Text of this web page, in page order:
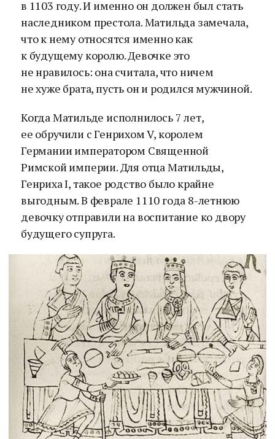
в 1103 году. И именно он должен был стать
наследником престола. Матильда замечала,
что к нему относятся именно как
к будущему королю. Девочке это
не нравилось: она считала, что ничем
не хуже брата, пусть он и родился мужчиной.
Когда Матильде исполнилось 7 лет,
ее обручили с Генрихом V, королем
Германии императором Священной
Римской империи. Для отца Матильды,
Генриха I, такое родство было крайне
выгодным. В феврале 1110 года 8-летнюю
девочку отправили на воспитание ко двору
будущего супруга.